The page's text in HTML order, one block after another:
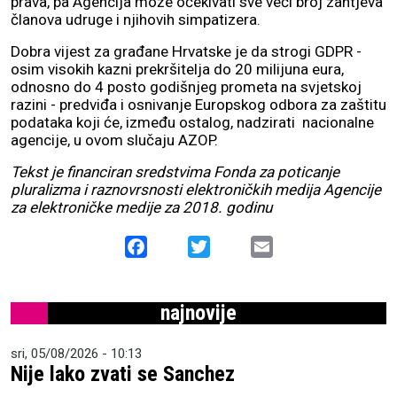
članova udruge i njihovih simpatizera.
Dobra vijest za građane Hrvatske je da strogi GDPR -
osim visokih kazni prekršitelja do 20 milijuna eura,
odnosno do 4 posto godišnjeg prometa na svjetskoj
razini - predviđa i osnivanje Europskog odbora za zaštitu
podataka koji će, između ostalog, nadzirati nacionalne
agencije, u ovom slučaju AZOP.
Tekst je financiran sredstvima Fonda za poticanje
pluralizma i raznovrsnosti elektroničkih medija Agencije
za elektroničke medije za 2018. godinu
Facebook
najnovije
sri, 05/08/2026 - 10:13
Nije lako zvati se Sanchez